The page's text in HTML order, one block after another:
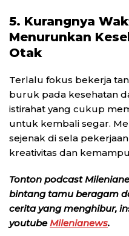
5. Kurangnya
Menurunkan
Otak
Terlalu fokus bekerja
buruk pada kesehatan
istirahat yang cukup
untuk kembali segar.
sejenak di sela
kreativitas dan
Tonton podcast
bintang tamu beragam
cerita yang menghibur,
youtubeMilenianews.